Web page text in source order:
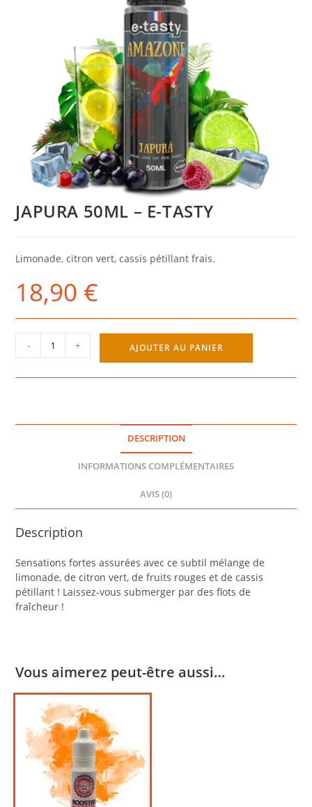
JAPURA 50ML – E-TASTY
Limonade, citron vert, cassis pétillant frais.
18,90 €
quantité
de
TASTY
- + AJOUTER AU PANIER
DESCRIPTION
INFORMATIONS COMPLÉMENTAIRES
AVIS (0)
Description
Sensations fortes assurées avec ce subtil mélange de
limonade, de citron vert, de fruits rouges et de cassis
pétillant ! Laissez-vous submerger par des flots de
fraîcheur !
Vous aimerez peut-être aussi…